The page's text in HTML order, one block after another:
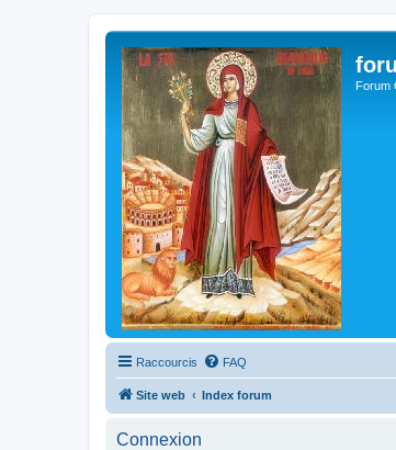
Forum
Raccourcis FAQ
Site web Index forum
Connexion